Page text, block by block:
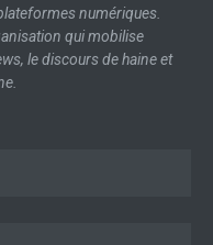
numériques.
qui mobilise
le discours de haine et